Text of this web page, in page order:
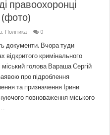
правоохоронці
, Політика 0
документи. Вчора туди
відкритого кримінального
голова Вараша Сергій
про підроблення
та призначення Ірини
повноваження міського